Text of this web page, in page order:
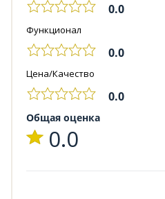
0.0
Функционал
0.0
Цена/Качество
0.0
Общая оценка
0.0